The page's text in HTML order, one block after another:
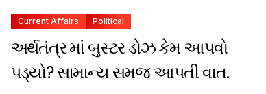
Current Affairs Political
અર્થતંત્ર માં બુસ્ટર ડોઝ કેમ આપવો
પડ્યો? સામાન્ય સમજ આપતી વાત.